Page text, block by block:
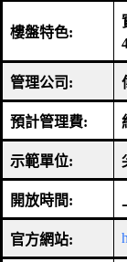
樓盤特色:
管理公司 :
預計管理費:
示範單位:
開放時間:
官方網站: